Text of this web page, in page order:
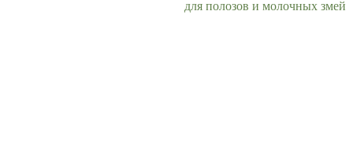
для полозов и молочных змей